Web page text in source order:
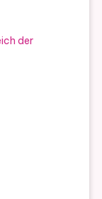
der